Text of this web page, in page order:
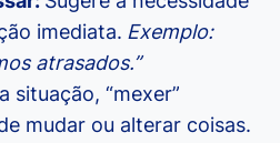
imediata. Exemplo:
atrasados.”
situação, “mexer”
mudar ou alterar coisas.